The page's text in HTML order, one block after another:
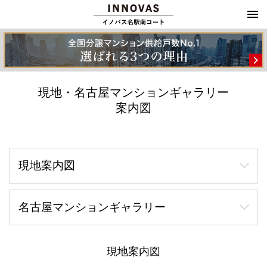
現地・名古屋マンションギャラリー
案内図
現地案内図
名古屋マンションギャラリー
現地案内図